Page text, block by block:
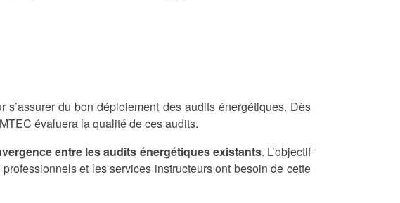
du bon déploiement des audits énergétiques. Dès
évaluera la qualité de ces audits.
entre les audits énergétiques existants. L’objectif
et les services instructeurs ont besoin de cette